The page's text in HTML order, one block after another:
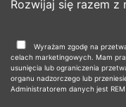
Rozwijaj się razem z
Wyrażam zgodę na
celach marketingowych. Mam
usunięcia lub ograniczenia
organu nadzorczego lub
Administratorem danych jest REM